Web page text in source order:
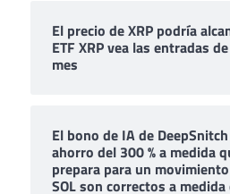
El precio de XRP podría
ETF XRP vea las entradas
mes
El bono de IA de
ahorro del 300 % a medida
prepara para un
SOL son correctos a